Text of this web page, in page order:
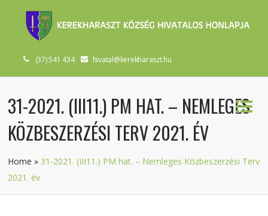
(37) 541 434 hivatal@kerekharaszt.hu
31-2021. (III11.) PM HAT. – NEMLEGES
KÖZBESZERZÉSI TERV 2021. ÉV
Home » 31-2021. (III11.) PM hat. – Nemleges Közbeszerzési Terv
2021. év